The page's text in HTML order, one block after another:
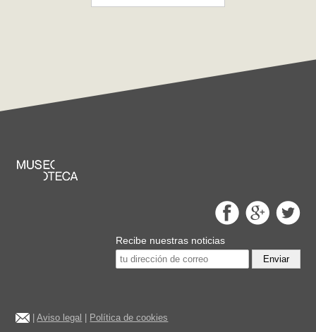
Recibe nuestras noticias
Enviar
|Aviso legal Política de cookies